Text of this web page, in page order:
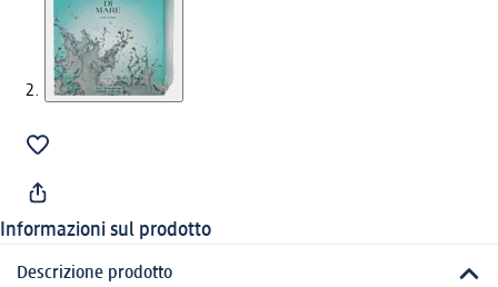
Informazioni sul prodotto
Descrizione prodotto